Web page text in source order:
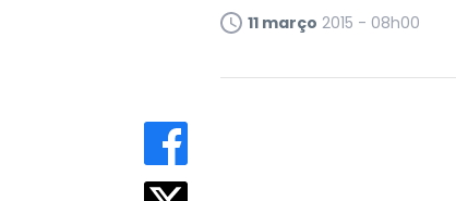
11 março 2015 - 08h00